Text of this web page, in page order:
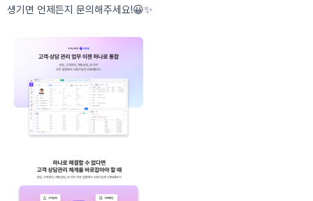
생기면 언제든지 문의해주세요!😀✨